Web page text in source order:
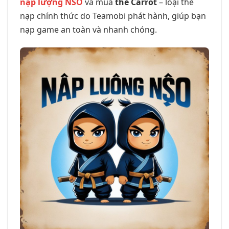
nạp chính thức do Teamobi phát hành, giúp bạn
nạp game an toàn và nhanh chóng.